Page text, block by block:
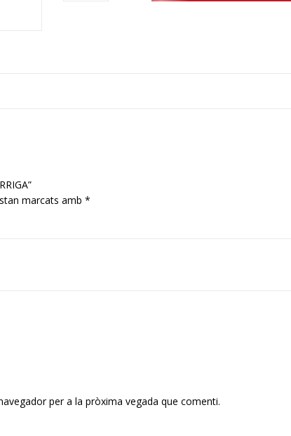
marcats amb *
per a la pròxima vegada que comenti.